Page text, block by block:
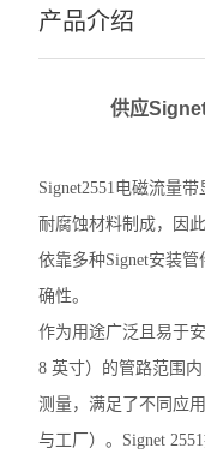
产品介绍
供应
Signet2551电磁流量
耐腐蚀材料制成，因
依靠多种Signet安装
确性。
作为用途广泛且易于
8 英寸）的管路范围
测量，满足了不同应
与工厂）。Signet